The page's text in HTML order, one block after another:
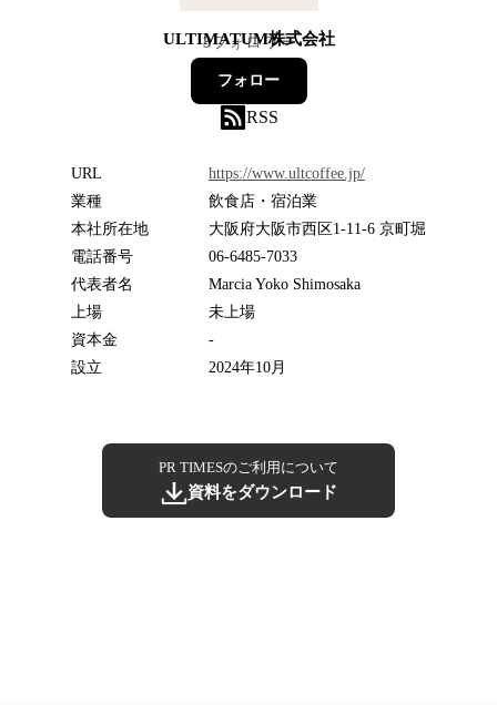
ULTIMATUM株式会社
3フォロワー
フォロー
RSS
URL
https://www.ultcoffee.jp/
業種
飲食店・宿泊業
本社所在地
大阪府大阪市西区1-11-6 京町堀
電話番号
06-6485-7033
代表者名
Marcia Yoko Shimosaka
上場
未上場
資本金
-
設立
2024年10月
PR TIMESのご利用について
資料をダウンロード